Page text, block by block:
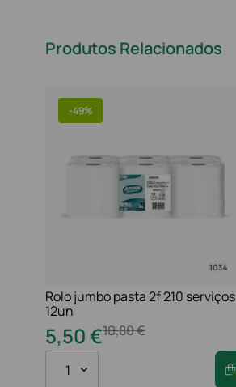
Produtos Relacionados
-49%
Rolo jumbo pasta 2f 210 serviços
12un
10,80€
5,50€
1